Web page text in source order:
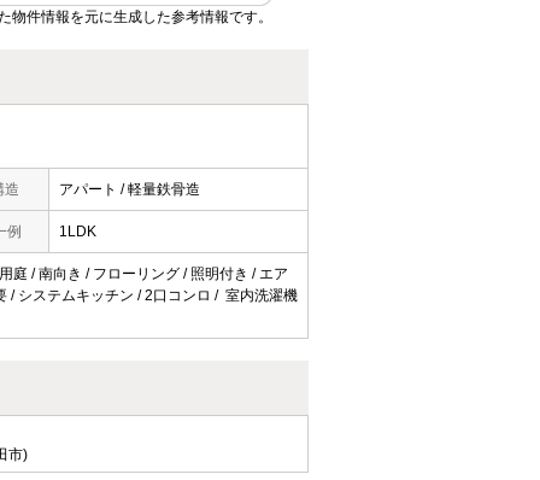
件情報を元に生成した参考情報です。
造 アパート / 軽量鉄骨造
例 1LDK
庭 / 南向き / フローリング / 照明付き / エア
/ システムキッチン / 2口コンロ / 室内洗濯機
市)